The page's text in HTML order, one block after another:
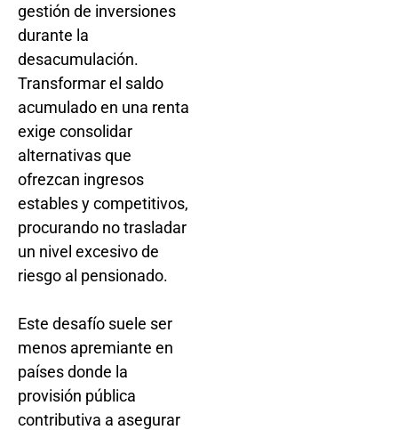
gestión de inversiones
durante la
desacumulación.
Transformar el saldo
acumulado en una renta
exige consolidar
alternativas que
ofrezcan ingresos
estables y competitivos,
procurando no trasladar
un nivel excesivo de
riesgo al pensionado.
Este desafío suele ser
menos apremiante en
países donde la
provisión pública
contributiva a asegurar